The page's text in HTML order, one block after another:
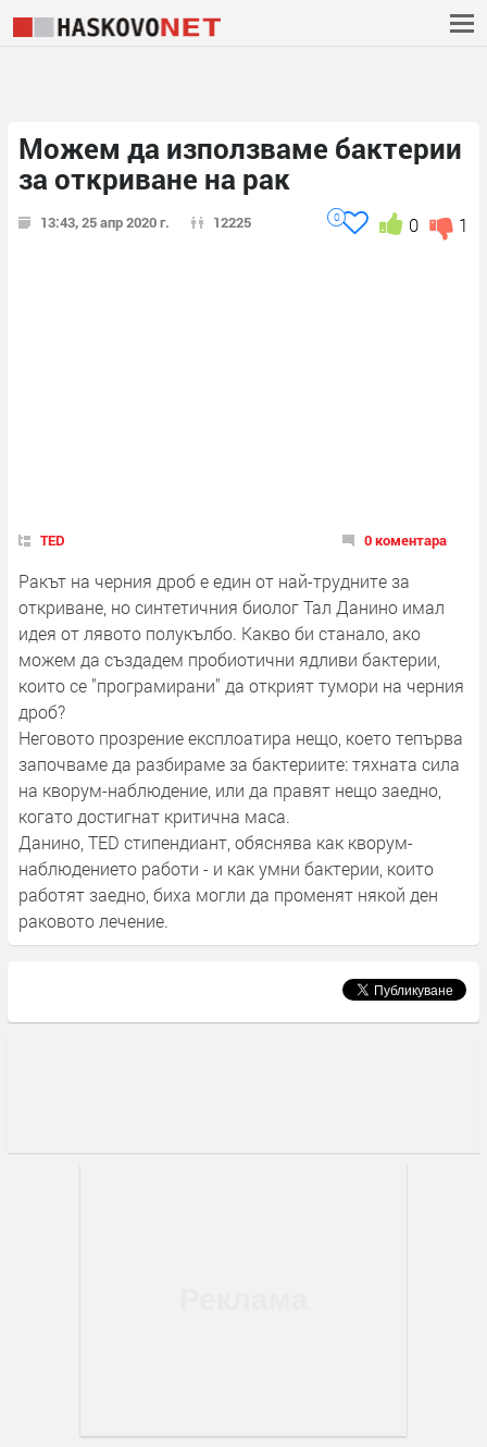
Можем да използваме бактерии
за откриване на рак
13:43, 25 апр 2020 г. 12225 1
0
0
TED 0 коментара
Ракът на черния дроб е един от най-трудните за
откриване, но синтетичния биолог Тал Данино имал
идея от лявото полукълбо. Какво би станало, ако
можем да създадем пробиотични ядливи бактерии,
които се "програмирани" да открият тумори на черния
дроб?
Неговото прозрение експлоатира нещо, което тепърва
започваме да разбираме за бактериите: тяхната сила
на кворум-наблюдение, или да правят нещо заедно,
когато достигнат критична маса.
Данино, TED стипендиант, обяснява как кворум-
наблюдението работи - и как умни бактерии, които
работят заедно, биха могли да променят някой ден
раковото лечение.